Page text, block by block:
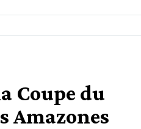
Coupe du
Amazones